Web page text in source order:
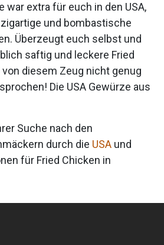
war extra für euch in den USA,
und bombastische
Überzeugt euch selbst und
saftig und leckere Fried
diesem Zeug nicht genug
Die USA Gewürze aus
Suche nach den
durch die USA und
für Fried Chicken in